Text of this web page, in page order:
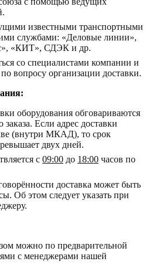
известными транспортными
службами: «Деловые линии»,
«КИТ», СДЭК и др.
со специалистами компании и
вопросу организации доставки.
оборудования обговариваются
Если адрес доставки
(внутри МКАД), то срок
двух дней.
с 09:00 до 18:00 часов по
доставка может быть
Об этом следует указать при
можно по предварительной
с менеджерами нашей